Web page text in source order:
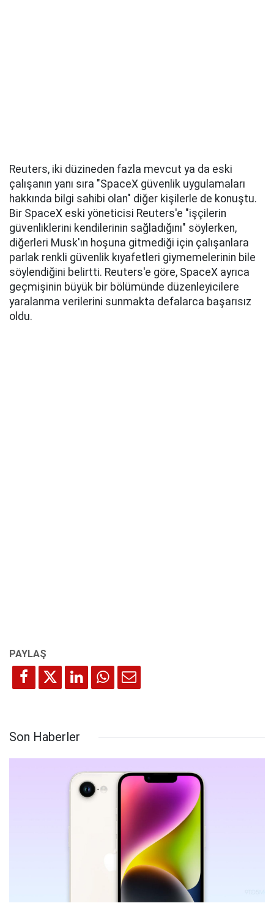
Reuters, iki düzineden fazla mevcut ya da eski
çalışanın yanı sıra "SpaceX güvenlik uygulamaları
hakkında bilgi sahibi olan" diğer kişilerle de konuştu.
Bir SpaceX eski yöneticisi Reuters'e "işçilerin
güvenliklerini kendilerinin sağladığını" söylerken,
diğerleri Musk'ın hoşuna gitmediği için çalışanlara
parlak renkli güvenlik kıyafetleri giymemelerinin bile
söylendiğini belirtti. Reuters'e göre, SpaceX ayrıca
geçmişinin büyük bir bölümünde düzenleyicilere
yaralanma verilerini sunmakta defalarca başarısız
oldu.
Son Haberler